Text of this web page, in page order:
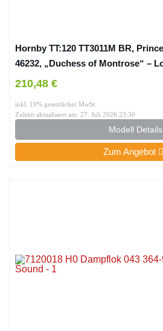
Hornby TT:120 TT3011M BR,
46232, „Duchess of Montrose“ –
Dampflok, grün
210,48 €
inkl. 19% gesetzlicher MwSt.
Zuletzt aktualisiert am: 27. Juli 2026 23:30
Modell Details
Zum Angebot